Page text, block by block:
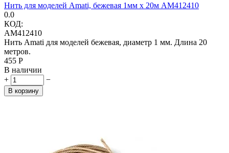
Нить для моделей Amati, бежевая 1мм х 20м AM412410
0.0
КОД:
AM412410
Нить Amati для моделей бежевая, диаметр 1 мм. Длина 20
метров.
‍455‍ Р
В наличии
+
−
В корзину